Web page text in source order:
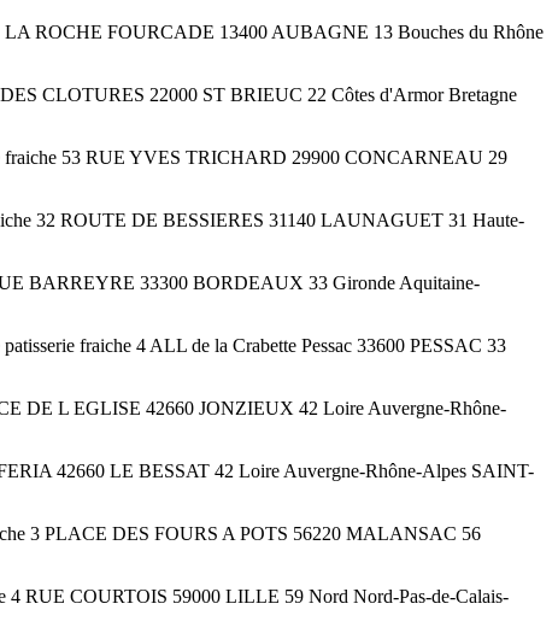
LA ROCHE FOURCADE 13400 AUBAGNE 13 Bouches du Rhône
CLOTURES 22000 ST BRIEUC 22 Côtes d'Armor Bretagne
fraiche 53 RUE YVES TRICHARD 29900 CONCARNEAU 29
32 ROUTE DE BESSIERES 31140 LAUNAGUET 31 Haute-
BARREYRE 33300 BORDEAUX 33 Gironde Aquitaine-
fraiche 4 ALL de la Crabette Pessac 33600 PESSAC 33
DE L EGLISE 42660 JONZIEUX 42 Loire Auvergne-Rhône-
42660 LE BESSAT 42 Loire Auvergne-Rhône-Alpes SAINT-
3 PLACE DES FOURS A POTS 56220 MALANSAC 56
4 RUE COURTOIS 59000 LILLE 59 Nord Nord-Pas-de-Calais-